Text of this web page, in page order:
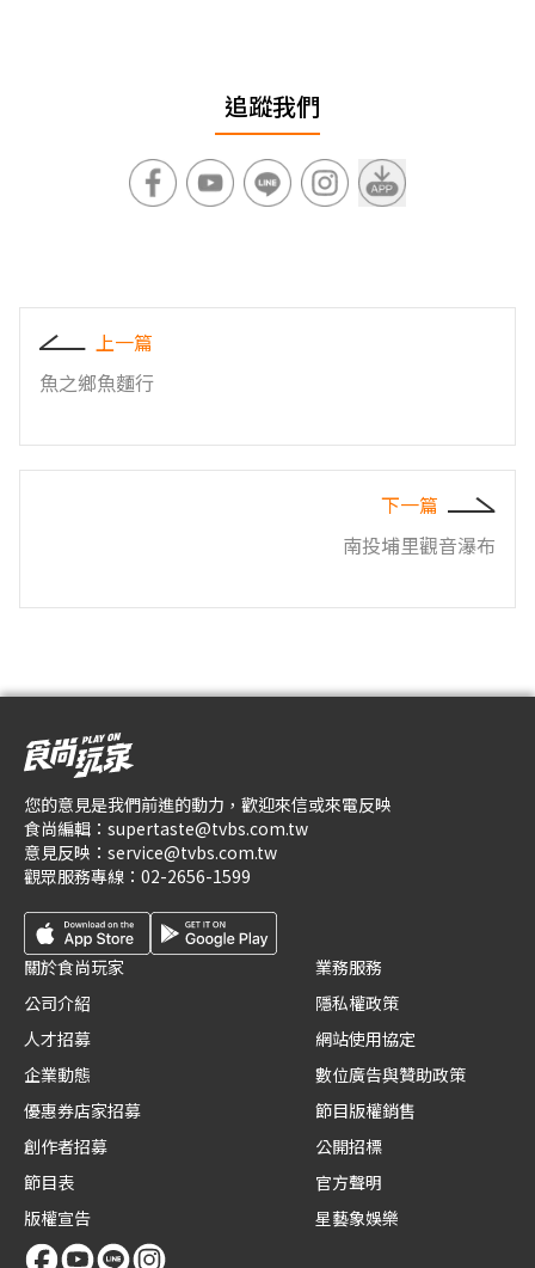
追蹤我們
上一篇
魚之鄉魚麵行
下一篇
南投埔里觀音瀑布
您的意見是我們前進的動力，歡迎來信或來電反映
食尚編輯： supertaste@tvbs.com.tw
意見反映： service@tvbs.com.tw
觀眾服務專線： 02-2656-1599
關於食尚玩家
公司介紹
人才招募
企業動態
優惠券店家招募
創作者招募
節目表
版權宣告
業務服務
隱私權政策
網站使用協定
數位廣告與贊助政策
節目版權銷售
公開招標
官方聲明
星藝象娛樂